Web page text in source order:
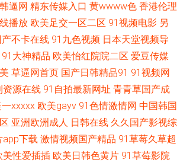
区 91成人网站 欧美日韩视频 成人AVcom 97人人澡
久久 99国产er热视频 91豆花在线观看免费 激情91
放 av网站在线不卡了 成人性视频 久久爽一区 91新
成电影在线一区 综合色色亭亭 91在线看看 精品国
版 国产女生免费观看 欧美性爱91网 一区一区三91
逼网 精东传媒入口 黄wwww色 香港伦理
播放 欧美足交一区二区 91视频电影 另
产不卡在线 91九色视频 日本天堂视频导
91大神精品 欧美怡红院院二区 爱豆传媒
草逼网首页 国产日韩精品91 91视频网
资源在线 91自拍最新网址 青青草国产成
一xxxxx 欧美gayv 91色情激情网 中国韩国
亚洲欧洲成人 日韩在线 久久国产影视综
app下载 激情视频国产精品 91草莓久草超
美性爱插插 欧美日韩色黄片 91草莓影院